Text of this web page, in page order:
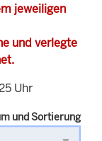
jeweiligen
und verlegte
Uhr
und Sortierung